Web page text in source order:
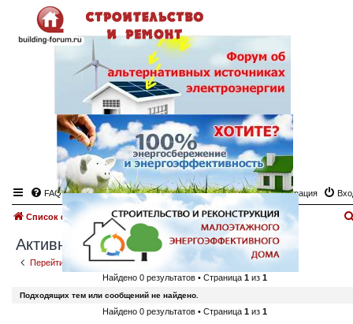
FAQ Регистрация
Список форумов Поиск Активные темы
Активные темы
Перейти к расширенному поиску
Найдено 0 результатов • Страница 1из 1
Подходящих тем или сообщений не найдено.
Найдено 0 результатов • Страница 1из 1